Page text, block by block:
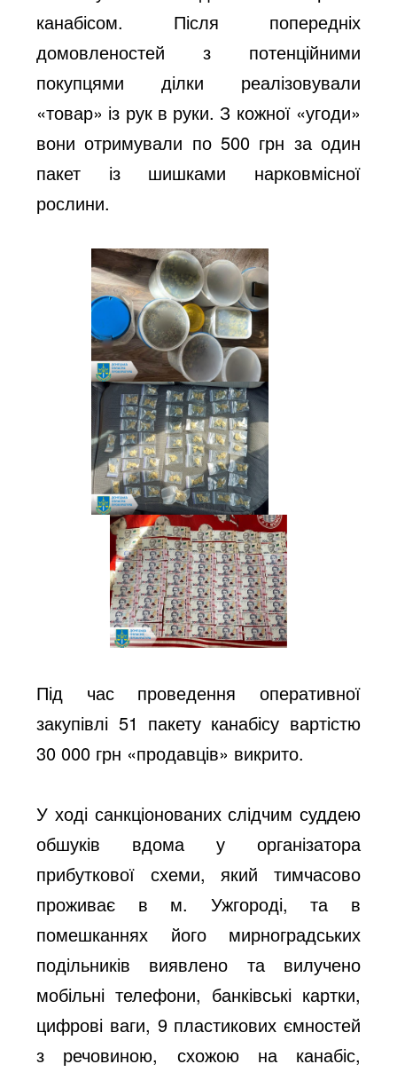
канабісом. Після попередніх
домовленостей з потенційними
покупцями ділки реалізовували
«товар» із рук в руки. З кожної «угоди»
вони отримували по 500 грн за один
пакет із шишками нарковмісної
рослини.
Під час проведення оперативної
закупівлі 51 пакету канабісу вартістю
30 000 грн «продавців» викрито.
У ході санкціонованих слідчим суддею
обшуків вдома у організатора
прибуткової схеми, який тимчасово
проживає в м. Ужгороді, та в
помешканнях його мирноградських
подільників виявлено та вилучено
мобільні телефони, банківські картки,
цифрові ваги, 9 пластикових ємностей
з речовиною, схожою на канабіс,